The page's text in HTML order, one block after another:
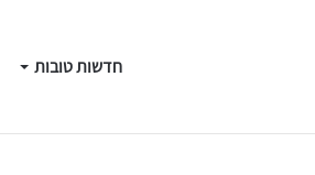
חדשות טובות